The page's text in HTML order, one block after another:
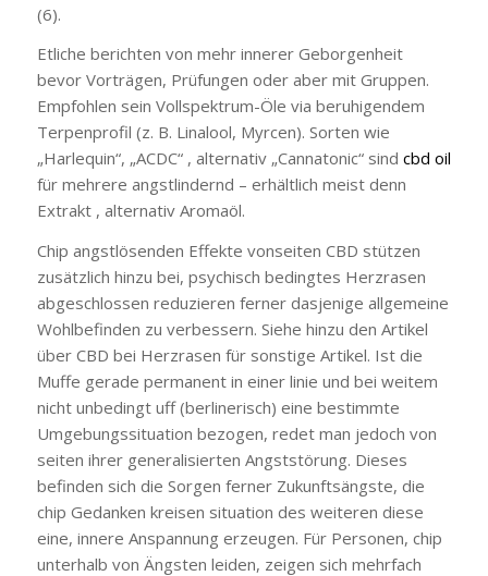
(6).
Etliche berichten von mehr innerer Geborgenheit
bevor Vorträgen, Prüfungen oder aber mit Gruppen.
Empfohlen sein Vollspektrum-Öle via beruhigendem
Terpenprofil (z. B. Linalool, Myrcen). Sorten wie
„Harlequin“, „ACDC“ , alternativ „Cannatonic“ sind cbd oil
für mehrere angstlindernd – erhältlich meist denn
Extrakt , alternativ Aromaöl.
Chip angstlösenden Effekte vonseiten CBD stützen
zusätzlich hinzu bei, psychisch bedingtes Herzrasen
abgeschlossen reduzieren ferner dasjenige allgemeine
Wohlbefinden zu verbessern. Siehe hinzu den Artikel
über CBD bei Herzrasen für sonstige Artikel. Ist die
Muffe gerade permanent in einer linie und bei weitem
nicht unbedingt uff (berlinerisch) eine bestimmte
Umgebungssituation bezogen, redet man jedoch von
seiten ihrer generalisierten Angststörung. Dieses
befinden sich die Sorgen ferner Zukunftsängste, die
chip Gedanken kreisen situation des weiteren diese
eine, innere Anspannung erzeugen. Für Personen, chip
unterhalb von Ängsten leiden, zeigen sich mehrfach